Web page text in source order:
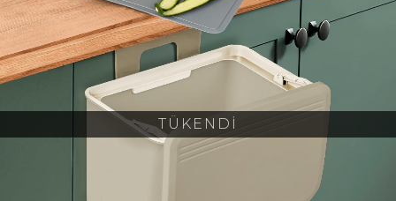
TÜKENDİ